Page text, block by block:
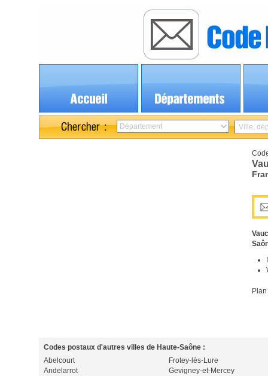
Codes postaux d'autres villes de Haute-Saône :
Abelcourt
Andelarrot
Frotey-lès-Lure
Gevigney-et-Mercey